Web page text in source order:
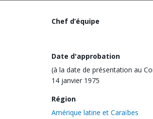
Chef d’équipe
Date d'approbation
(à la date de présentation au
14 janvier 1975
Région
Amérique latine et Caraïbes